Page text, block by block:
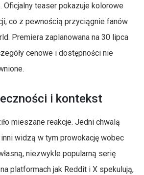
Oficjalny teaser pokazuje kolorowe
co z pewnością przyciągnie fanów
Premiera zaplanowana na 30 lipca
cenowe i dostępności nie
i kontekst
mieszane reakcje. Jedni chwalą
widzą w tym prowokację wobec
niezwykle popularną serię
platformach jak Reddit i X spekulują,